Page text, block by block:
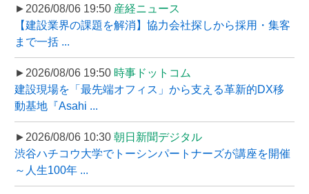
►2026/08/06 19:50 産経ニュース
【建設業界の課題を解消】協力会社探しから採用・集客
まで一括 ...
►2026/08/06 19:50 時事ドットコム
建設現場を「最先端オフィス」から支える革新的DX移
動基地『Asahi ...
►2026/08/06 10:30 朝日新聞デジタル
渋谷ハチコウ大学でトーシンパートナーズが講座を開催
～人生100年 ...